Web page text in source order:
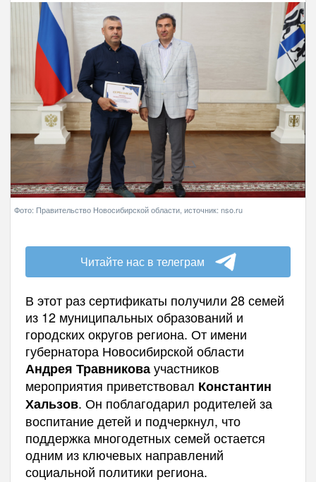
Фото: Правительство Новосибирской области, источник: nso.ru
Читайте нас в телеграм
В этот раз сертификаты получили 28 семей
из 12 муниципальных образований и
городских округов региона. От имени
губернатора Новосибирской области
Андрея Травниковаучастников
мероприятия приветствовал Константин
Хальзов. Он поблагодарил родителей за
воспитание детей и подчеркнул, что
поддержка многодетных семей остается
одним из ключевых направлений
социальной политики региона.